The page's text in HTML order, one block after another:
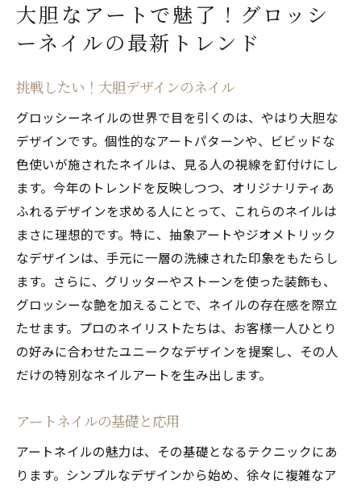
大胆なアートで魅了！グロッシ
ーネイルの最新トレンド
挑戦したい！大胆デザインのネイル
グロッシーネイルの世界で目を引くのは、やはり大胆な
デザインです。個性的なアートパターンや、ビビッドな
色使いが施されたネイルは、見る人の視線を釘付けにし
ます。今年のトレンドを反映しつつ、オリジナリティあ
ふれるデザインを求める人にとって、これらのネイルは
まさに理想的です。特に、抽象アートやジオメトリック
なデザインは、手元に一層の洗練された印象をもたらし
ます。さらに、グリッターやストーンを使った装飾も、
グロッシーな艶を加えることで、ネイルの存在感を際立
たせます。プロのネイリストたちは、お客様一人ひとり
の好みに合わせたユニークなデザインを提案し、その人
だけの特別なネイルアートを生み出します。
アートネイルの基礎と応用
アートネイルの魅力は、その基礎となるテクニックにあ
ります。シンプルなデザインから始め、徐々に複雑なア